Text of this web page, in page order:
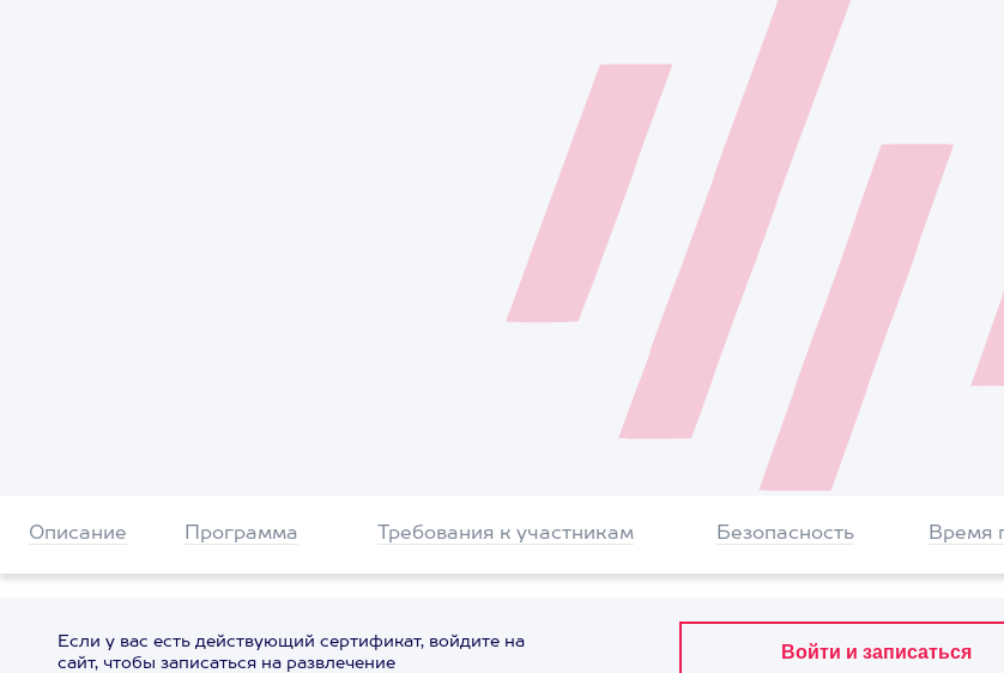
Описание Программа Требования к участникам Безопасность Время
Если у вас есть действующий сертификат, войдите на
сайт, чтобы записаться на развлечение